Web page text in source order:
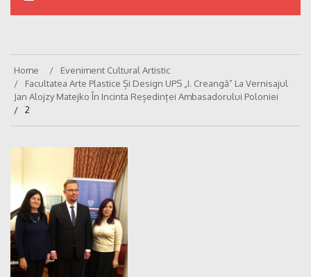
Home
Eveniment Cultural Artistic
Facultatea Arte Plastice Și Design UPS „I. Creangă” La Vernisajul
Jan Alojzy Matejko În Incinta Reședinței Ambasadorului Poloniei
2